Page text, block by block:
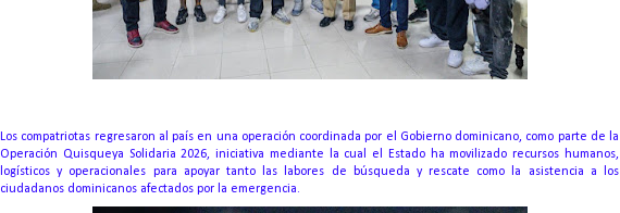
Los compatriotas regresaron al país en una operación coordinada por el Gobierno dominicano, como parte de la
Operación Quisqueya Solidaria 2026, iniciativa mediante la cual el Estado ha movilizado recursos humanos,
logísticos y operacionales para apoyar tanto las labores de búsqueda y rescate como la asistencia a los
ciudadanos dominicanos afectados por la emergencia.